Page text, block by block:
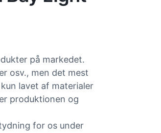
på markedet.
osv., men det mest
lavet af materialer
produktionen og
for os under